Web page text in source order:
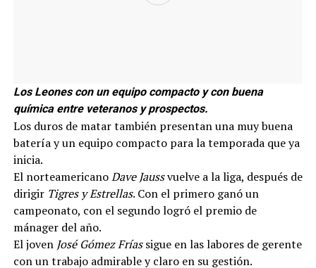
Los Leones con un equipo compacto y con buena
química entre veteranos y prospectos.
Los duros de matar también presentan una muy buena
batería y un equipo compacto para la temporada que ya
inicia.
El norteamericanoDave Jaussvuelve a la liga, después de
dirigir Tigres y Estrellas. Con el primero ganó un
campeonato, con el segundo logró el premio de
mánager del año.
El joven José Gómez Fríassigue en las labores de gerente
con un trabajo admirable y claro en su gestión.